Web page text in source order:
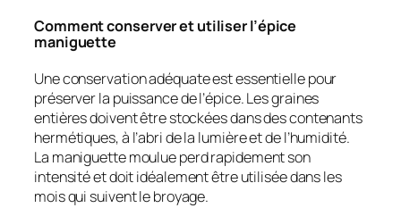
Comment conserver et utiliser l’épice
maniguette
Une conservation adéquate est essentielle pour
préserver la puissance de l’épice. Les graines
entières doivent être stockées dans des contenants
hermétiques, à l’abri de la lumière et de l’humidité.
La maniguette moulue perd rapidement son
intensité et doit idéalement être utilisée dans les
mois qui suivent le broyage.